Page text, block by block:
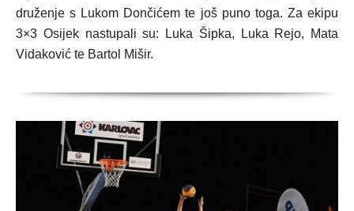
druženje s Lukom Dončićem te još puno toga. Za ekipu
3×3 Osijek nastupali su: Luka Šipka, Luka Rejo, Mata
Vidaković te Bartol Mišir.